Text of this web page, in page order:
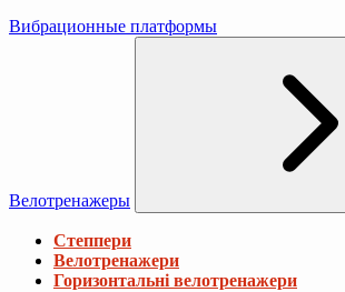
Вибрационные платформы
Велотренажеры
Степпери
Велотренажери
Горизонтальні велотренажери